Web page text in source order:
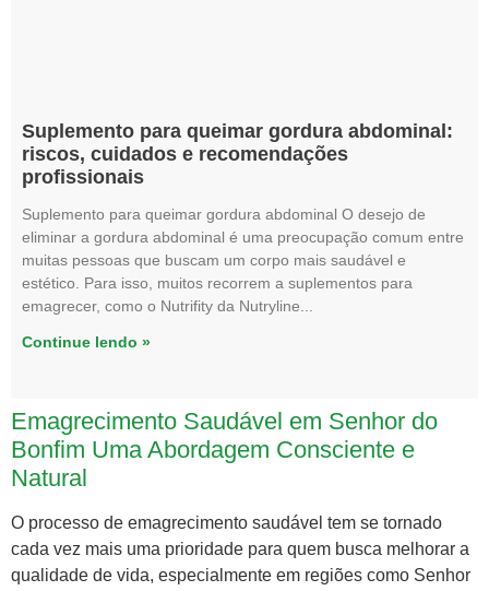
Suplemento para queimar gordura abdominal:
riscos, cuidados e recomendações
profissionais
Suplemento para queimar gordura abdominal O desejo de
eliminar a gordura abdominal é uma preocupação comum entre
muitas pessoas que buscam um corpo mais saudável e
estético. Para isso, muitos recorrem a suplementos para
emagrecer, como o Nutrifity da Nutryline
Continue lendo »
Emagrecimento Saudável em Senhor do
Bonfim Uma Abordagem Consciente e
Natural
O processo de emagrecimento saudável tem se tornado
cada vez mais uma prioridade para quem busca melhorar a
qualidade de vida, especialmente em regiões como Senhor